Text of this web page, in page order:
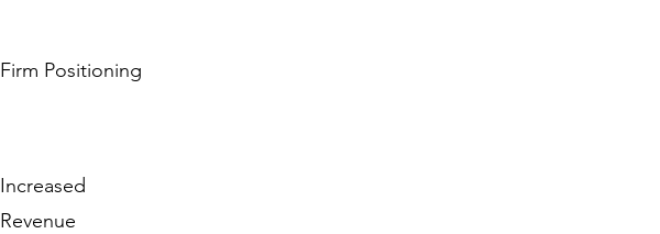
Firm Positioning
Increased
Revenue